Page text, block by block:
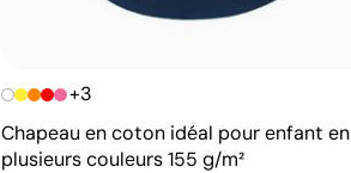
+3
Chapeau en coton idéal pour enfant en
plusieurs couleurs 155 g/m²